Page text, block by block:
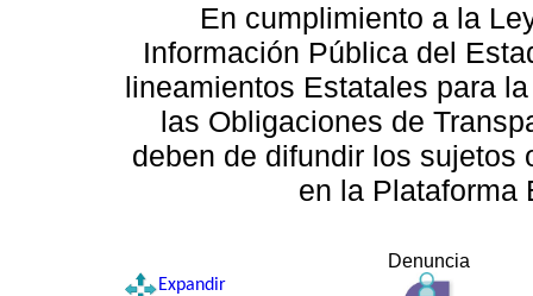
En cumplimiento a la
Información Pública del
lineamientos Estatales para
las Obligaciones de
deben de difundir los sujetos
en la Plataforma
Denuncia
Expandir